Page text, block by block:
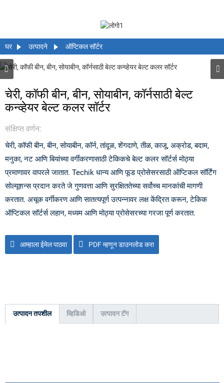
घर उत्पादने ऑप्टिकल सॉर्टर
चेरी, कॉफी बीन, बीन, सोयाबीन, कॉर्नसाठी बेल्ट
कन्व्हेयर बेल्ट कलर सॉर्टर
संक्षिप्त वर्णन:
चेरी, कॉफी बीन, बीन, सोयाबीन, कॉर्न, तांदूळ, शेंगदाणे, तीळ, काजू, अक्रोड, बदाम,
मनुका, नट आणि बियांच्या वर्गीकरणासाठी टेकिकचे बेल्ट कलर सॉर्टर्स मोठ्या
प्रमाणावर वापरले जातात. Techik धान्य आणि फूड प्रोसेसरसाठी ऑप्टिकल सॉर्टिंग
सोल्यूशन्स प्रदान करते जे गुणवत्ता आणि सुरक्षिततेच्या सर्वोच्च मानकांची मागणी
करतात. अचूक वर्गीकरण आणि सातत्यपूर्ण उत्पन्नावर लक्ष केंद्रित करून, टेकिक
ऑप्टिकल सॉर्टर्स लहान, मध्यम आणि मोठ्या प्रोसेसरच्या गरजा पूर्ण करतात.
आम्हाला ईमेल पाठवा PDF म्हणून डाउनलोड करा
उत्पादन तपशील व्हिडिओ उत्पादन टॅग